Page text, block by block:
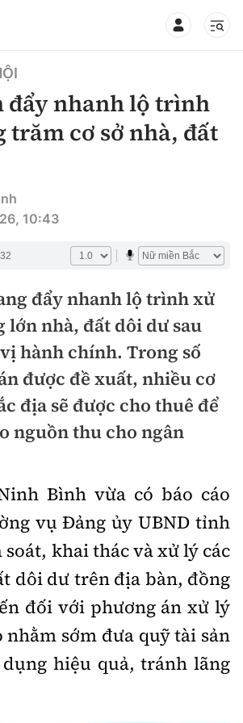
Trí
đẩy nhanh lộ trình
trăm cơ sở nhà, đất
10:43
đẩy nhanh lộ trình xử
nhà, đất dôi dư sau
hành chính. Trong số
được đề xuất, nhiều cơ
địa sẽ được cho thuê để
nguồn thu cho ngân
Bình vừa có báo cáo
vụ Đảng ủy UBND tỉnh
soát, khai thác và xử lý các
dôi dư trên địa bàn, đồng
đối với phương án xử lý
sớm đưa quỹ tài sản
hiệu quả, tránh lãng